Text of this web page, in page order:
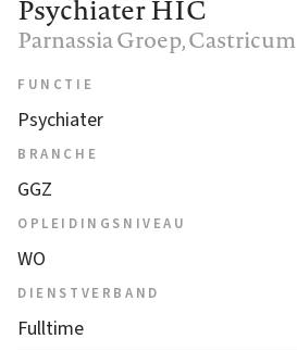
Psychiater HIC
Parnassia Groep, Castricum
FUNCTIE
Psychiater
BRANCHE
GGZ
OPLEIDINGSNIVEAU
WO
DIENSTVERBAND
Fulltime